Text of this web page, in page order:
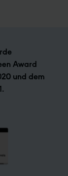
Award
und dem